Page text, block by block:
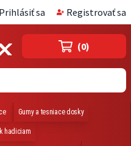
Prihlásiť sa Registrovať sa
(0)
Gumy a tesniace dosky
hadiciam